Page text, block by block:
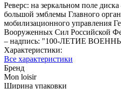
Реверс: на зеркальном поле
большой эмблемы Главного
мобилизационного управления
Вооруженных Сил Российской
– надпись: "100-ЛЕТИЕ
Характеристики:
Все характеристики
Бренд
Mon loisir
Ширина упаковки